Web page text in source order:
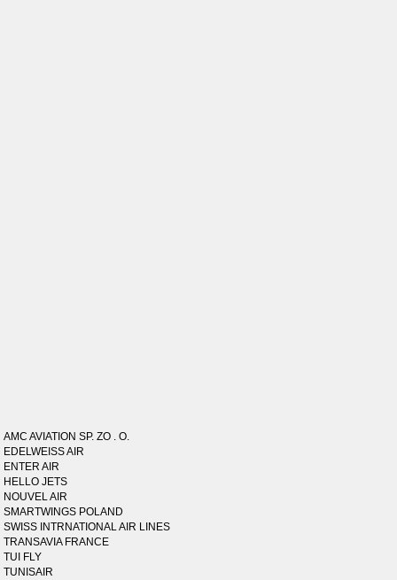
AMC AVIATION SP. ZO . O.
EDELWEISS AIR
ENTER AIR
HELLO JETS
NOUVEL AIR
SMARTWINGS POLAND
SWISS INTRNATIONAL AIR LINES
TRANSAVIA FRANCE
TUI FLY
TUNISAIR